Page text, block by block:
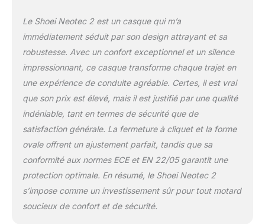
Le Shoei Neotec 2 est un casque qui m’a
immédiatement séduit par son design attrayant et sa
robustesse. Avec un confort exceptionnel et un silence
impressionnant, ce casque transforme chaque trajet en
une expérience de conduite agréable. Certes, il est vrai
que son prix est élevé, mais il est justifié par une qualité
indéniable, tant en termes de sécurité que de
satisfaction générale. La fermeture à cliquet et la forme
ovale offrent un ajustement parfait, tandis que sa
conformité aux normes ECE et EN 22/05 garantit une
protection optimale. En résumé, le Shoei Neotec 2
s’impose comme un investissement sûr pour tout motard
soucieux de confort et de sécurité.